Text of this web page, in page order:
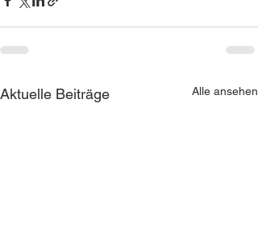
Aktuelle Beiträge Alle ansehen